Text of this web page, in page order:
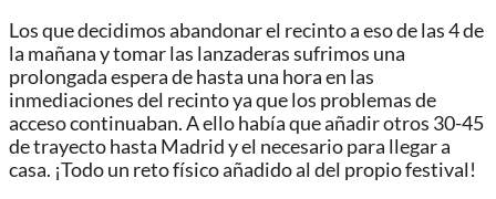
Los que decidimos abandonar el recinto a eso de las 4 de
la mañana y tomar las lanzaderas sufrimos una
prolongada espera de hasta una hora en las
inmediaciones del recinto ya que los problemas de
acceso continuaban. A ello había que añadir otros 30-45
de trayecto hasta Madrid y el necesario para llegar a
casa. ¡Todo un reto físico añadido al del propio festival!